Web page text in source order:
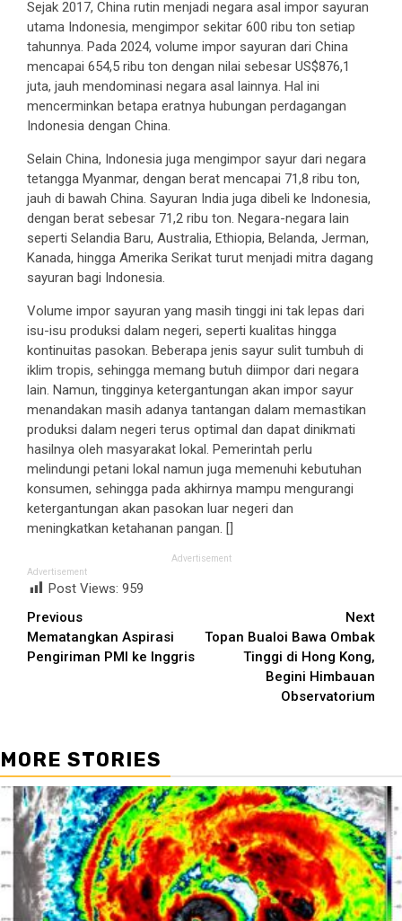
Sejak 2017, China rutin menjadi negara asal impor sayuran
utama Indonesia, mengimpor sekitar 600 ribu ton setiap
tahunnya. Pada 2024, volume impor sayuran dari China
mencapai 654,5 ribu ton dengan nilai sebesar US$876,1
juta, jauh mendominasi negara asal lainnya. Hal ini
mencerminkan betapa eratnya hubungan perdagangan
Indonesia dengan China.
Selain China, Indonesia juga mengimpor sayur dari negara
tetangga Myanmar, dengan berat mencapai 71,8 ribu ton,
jauh di bawah China. Sayuran India juga dibeli ke Indonesia,
dengan berat sebesar 71,2 ribu ton. Negara-negara lain
seperti Selandia Baru, Australia, Ethiopia, Belanda, Jerman,
Kanada, hingga Amerika Serikat turut menjadi mitra dagang
sayuran bagi Indonesia.
Volume impor sayuran yang masih tinggi ini tak lepas dari
isu-isu produksi dalam negeri, seperti kualitas hingga
kontinuitas pasokan. Beberapa jenis sayur sulit tumbuh di
iklim tropis, sehingga memang butuh diimpor dari negara
lain. Namun, tingginya ketergantungan akan impor sayur
menandakan masih adanya tantangan dalam memastikan
produksi dalam negeri terus optimal dan dapat dinikmati
hasilnya oleh masyarakat lokal. Pemerintah perlu
melindungi petani lokal namun juga memenuhi kebutuhan
konsumen, sehingga pada akhirnya mampu mengurangi
ketergantungan akan pasokan luar negeri dan
meningkatkan ketahanan pangan. []
Advertisement
Advertisement
Post Views: 959
Continue
Reading
Previous
Mematangkan Aspirasi
Pengiriman PMI ke Inggris
Next
Topan Bualoi Bawa Ombak
Tinggi di Hong Kong,
Begini Himbauan
Observatorium
MORE STORIES